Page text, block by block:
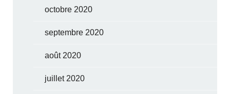
octobre 2020
septembre 2020
août 2020
juillet 2020